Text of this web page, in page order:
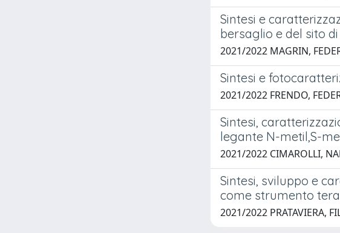
Sintesi e
bersaglio e del sito
2021/2022 MAGRIN,
Sintesi e
2021/2022 FRENDO,
Sintesi,
legante N-metil,S-
2021/2022 CIMAROLLI,
Sintesi, sviluppo e
come strumento
2021/2022 PRATAVIERA,